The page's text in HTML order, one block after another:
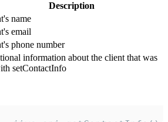
Description
name
email
phone number
information about the client that was
setContactInfo